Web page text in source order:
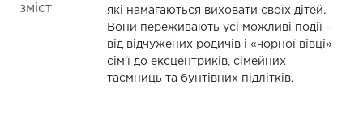
зміст
які намагаються виховати своїх дітей.
Вони переживають усі можливі події –
від відчужених родичів і «чорної вівці»
сім’ї до ексцентриків, сімейних
таємниць та бунтівних підлітків.